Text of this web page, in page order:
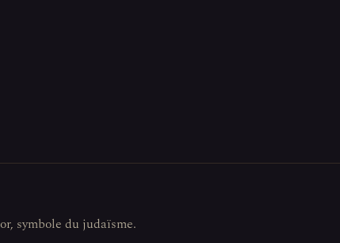
symbole du judaïsme.